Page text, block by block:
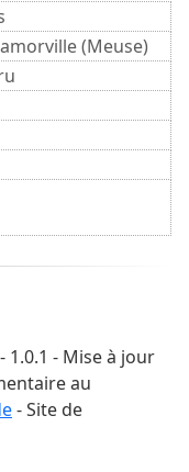
(Meuse)
- 1.0.1 - Mise à jour
au
- Site de